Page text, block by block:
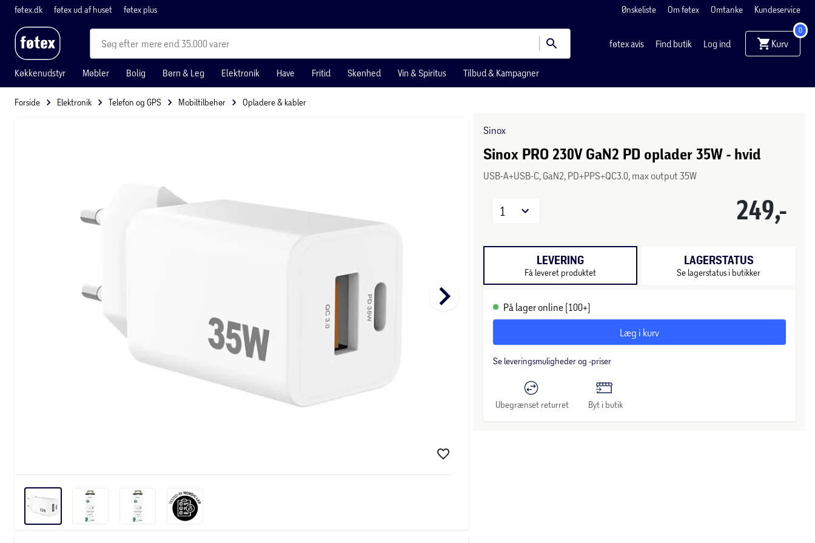
føtex.dk føtex ud af huset føtex plus Ønskeliste Om føtex Omtanke Kundeservice
mere end 35.000 varer føtex avis Find butik Log ind Kurv
0
Køkkenudstyr Møbler Bolig Børn & Leg Elektronik Have Fritid Skønhed Vin & Spiritus Tilbud & Kampagner
Forside Elektronik Telefon og GPS Mobiltilbehør Opladere & kabler
keyboard_arrow_right
Sinox
Sinox PRO 230V GaN2 PD oplader 35W - hvid
USB-A+USB-C, GaN2, PD+PPS+QC3.0, max output 35W
249,-
1
LEVERING
Få leveret produktet
LAGERSTATUS
Se lagerstatus i butikker
På lager online (100+)
Læg i kurv
Se leveringsmuligheder og -priser
Ubegrænset returret Byt i butik